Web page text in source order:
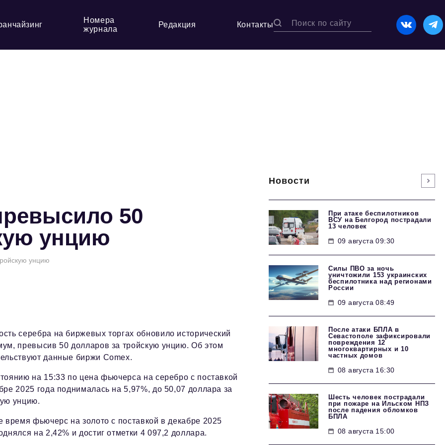
Номера
журнала
Редакция Контакты
50
унцию
унцию
серебра на биржевых торгах обновило исторический
превысив 50 долларов за тройскую унцию. Об этом
данные биржи Comex.
на 15:33 по цена фьючерса на серебро с поставкой
2025 года поднималась на 5,97%, до 50,07 доллара за
унцию.
время фьючерс на золото с поставкой в декабре 2025
на 2,42% и достиг отметки 4 097,2 доллара.
Новости
При атаке беспилотников
ВСУ на Белгород пострадали
13 человек
09 августа 09:30
Силы ПВО за ночь
уничтожили 153 украинских
беспилотника над регионами
России
09 августа 08:49
После атаки БПЛА в
Севастополе зафиксировали
повреждения 12
многоквартирных и 10
частных домов
08 августа 16:30
Шесть человек пострадали
при пожаре на Ильском НПЗ
после падения обломков
БПЛА
08 августа 15:00